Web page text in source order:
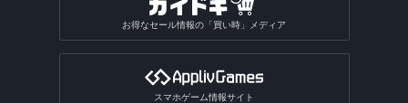
お得なセール情報の「買い時」メディア
スマホゲーム情報サイト